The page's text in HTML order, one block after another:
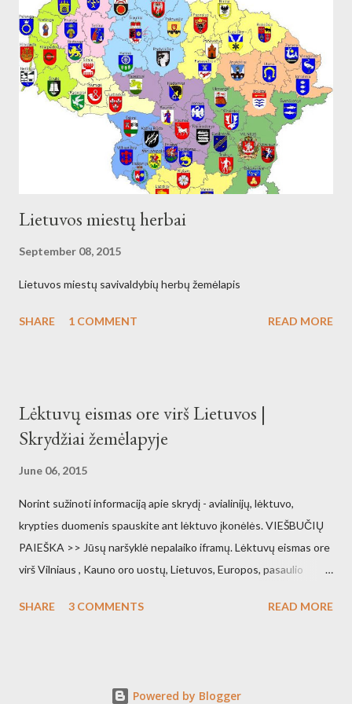
Lietuvos miestų herbai
September 08, 2015
Lietuvos miestų savivaldybių herbų žemėlapis
SHARE 1 COMMENT READ MORE
Lėktuvų eismas ore virš Lietuvos |
Skrydžiai žemėlapyje
June 06, 2015
Norint sužinoti informaciją apie skrydį - avialinijų, lėktuvo,
krypties duomenis spauskite ant lėktuvo įkonėlės. VIEŠBUČIŲ
PAIEŠKA >> Jūsų naršyklė nepalaiko iframų. Lėktuvų eismas ore
virš Vilniaus , Kauno oro uostų, Lietuvos, Europos, pasaulio
žemėlapyje Kauno oro uostas žemėlapyje Palangos oro uostas
SHARE 3 COMMENTS READ MORE
Powered by Blogger